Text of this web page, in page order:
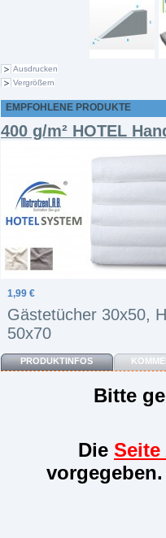
Ausdrucken
Vergrößern
EMPFOHLENE PRODUKTE
400 g/m² HOTEL
1,99 €
Gästetücher 30x50,
50x70
PRODUKTINFOS
Bitte
Die Seite